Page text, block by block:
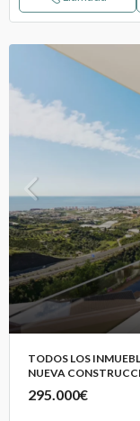
TODOS LOS
NUEVA
295.000€